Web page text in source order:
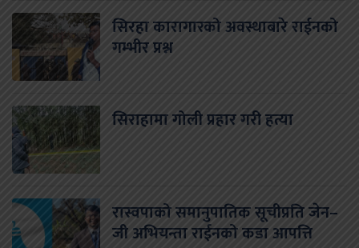
सिरहा कारागारको अवस्थाबारे राईनको
गम्भीर प्रश्न
सिराहामा गोली प्रहार गरी हत्या
रास्वपाको समानुपातिक सूचीप्रति जेन–
जी अभियन्ता राईनको कडा आपत्ति